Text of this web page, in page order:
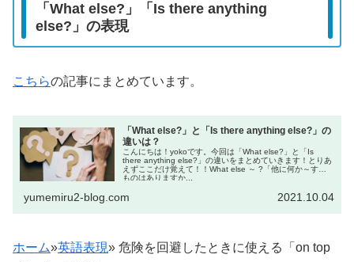
「What else?」「Is there anything
else?」の表現
こちらの記事にまとめています。
「What else?」と「Is there anything else?」の
違いは？
こんにちは！yokoです。今回は「What else?」と「Is
there anything else?」の違いをまとめていきます！とりあ
えずここだけ覚えて！！What else ～ ?「他に何か～する
ものはありますか...
yumemiru2-blog.com 2021.10.04
ホーム»英語表現» 危険を回避したときに使える「on top